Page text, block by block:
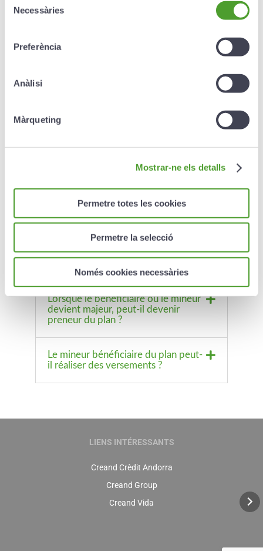
Necessàries
Preferència
Anàlisi
Màrqueting
Mostrar-ne els detalls
Permetre totes les cookies
Permetre la selecció
Només cookies necessàries
Si je suis très conservateur et je
veux garantir les cotisations, puis-je
fiscaux ? Effectivement.
fonds de pension et un plan
Existe-t-il des avantages fiscaux
avec les plans étudiant ?
Quelle est l’échéance du plan
Lorsque le bénéficiaire ou le mineur
devient majeur, peut-il devenir
preneur du plan ?
Le mineur bénéficiaire du plan peut-
il réaliser des versements ?
LIENS INTÉRESSANTS
Creand Crèdit Andorra
Creand Group
Creand Vida